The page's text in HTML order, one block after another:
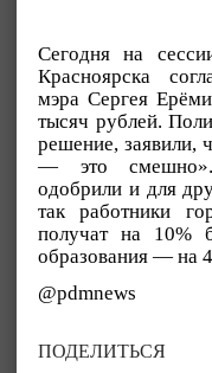
Сегодня на
Красноярска
мэра Сергея
тысяч рублей.
решение, заявили,
— это
одобрили и для
так работники
получат на 10%
образования — на
@pdmnews
ПОДЕЛИТЬСЯ